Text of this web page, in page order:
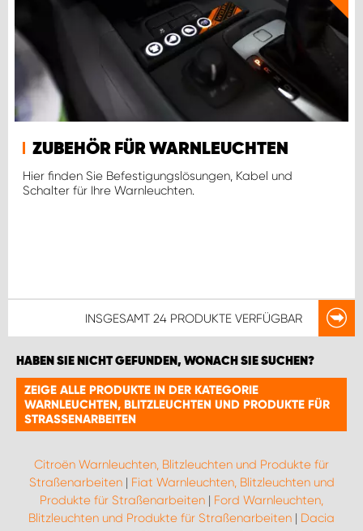
ZUBEHÖR FÜR WARNLEUCHTEN
Hier finden Sie Befestigungslösungen, Kabel und
Schalter für Ihre Warnleuchten.
INSGESAMT 24 PRODUKTE VERFÜGBAR
HABEN SIE NICHT GEFUNDEN, WONACH SIE SUCHEN?
ZEIGE ALLE PRODUKTE IN DER KATEGORIE
WARNLEUCHTEN, BLITZLEUCHTEN UND PRODUKTE FÜR
STRASSENARBEITEN
Citroën Warnleuchten, Blitzleuchten und Produkte für
Straßenarbeiten| Fiat Warnleuchten, Blitzleuchten und
Produkte für Straßenarbeiten | Ford Warnleuchten,
Blitzleuchten und Produkte für Straßenarbeiten | Dacia